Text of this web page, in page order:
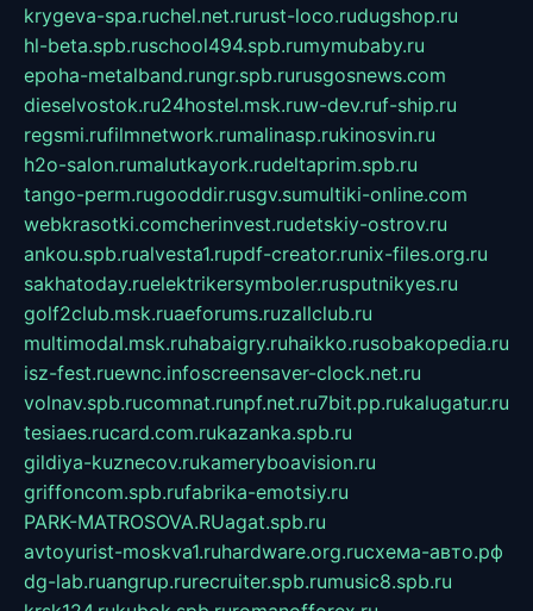
krygeva-spa.ruchel.net.rurust-loco.rudugshop.ru
hl-beta.spb.ruschool494.spb.rumymubaby.ru
epoha-metalband.rungr.spb.rurusgosnews.com
dieselvostok.ru24hostel.msk.ruw-dev.ruf-ship.ru
regsmi.rufilmnetwork.rumalinasp.rukinosvin.ru
h2o-salon.rumalutkayork.rudeltaprim.spb.ru
tango-perm.rugooddir.rusgv.sumultiki-online.com
webkrasotki.comcherinvest.rudetskiy-ostrov.ru
ankou.spb.rualvesta1.rupdf-creator.runix-files.org.ru
sakhatoday.ruelektrikersymboler.rusputnikyes.ru
golf2club.msk.ruaeforums.ruzallclub.ru
multimodal.msk.ruhabaigry.ruhaikko.rusobakopedia.ru
isz-fest.ruewnc.infoscreensaver-clock.net.ru
volnav.spb.rucomnat.runpf.net.ru7bit.pp.rukalugatur.ru
tesiaes.rucard.com.rukazanka.spb.ru
gildiya-kuznecov.rukameryboavision.ru
griffoncom.spb.rufabrika-emotsiy.ru
PARK-MATROSOVA.RUagat.spb.ru
avtoyurist-moskva1.ruhardware.org.ruсхема-авто.рф
dg-lab.ruangrup.rurecruiter.spb.rumusic8.spb.ru